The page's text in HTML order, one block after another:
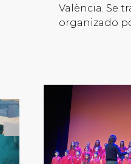
València. Se
organizado